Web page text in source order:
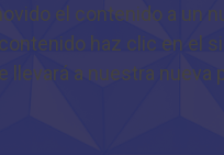
el contenido a un
haz clic en el
llevará a nuestra nueva